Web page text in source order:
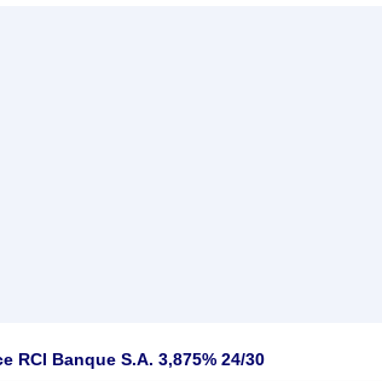
RCI Banque S.A. 3,875% 24/30